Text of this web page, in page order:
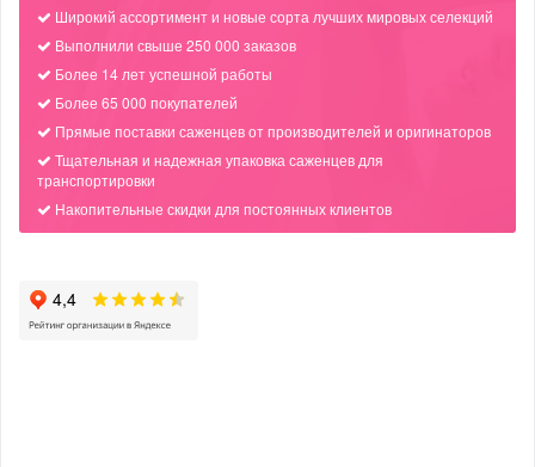
Широкий ассортимент и новые сорта лучших мировых селекций
Выполнили свыше 250 000 заказов
Более 14 лет успешной работы
Более 65 000 покупателей
Прямые поставки саженцев от производителей и оригинаторов
Тщательная и надежная упаковка саженцев для
транспортировки
Накопительные скидки для постоянных клиентов